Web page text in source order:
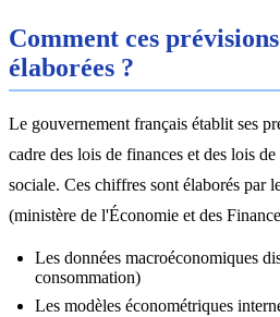
Comment ces
élaborées ?
Le gouvernement français établit ses
cadre des lois de finances et des lois
sociale. Ces chiffres sont élaborés par
(ministère de l'Économie et des
Les données macroéconomiques
consommation)
Les modèles économétriques